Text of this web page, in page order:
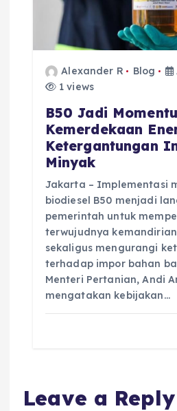
Alexander R Blog
1 views
B50 Jadi
Kemerdekaan
Ketergantungan
Minyak
Jakarta – Implementasi
biodiesel B50 menjadi
pemerintah untuk
terwujudnya
sekaligus mengurangi
terhadap impor bahan
Menteri Pertanian, Andi
mengatakan kebijakan…
Leave a Reply